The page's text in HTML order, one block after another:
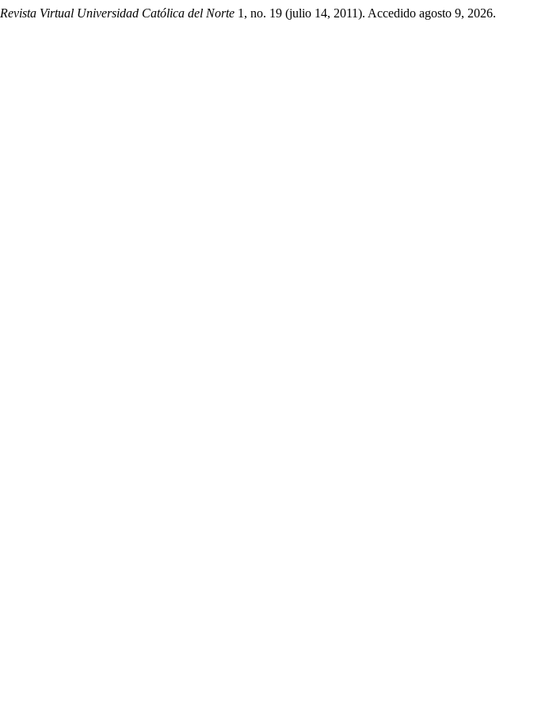
Revista Virtual Universidad Católica del Norte 1, no. 19 (julio 14, 2011). Accedido agosto 9, 2026.